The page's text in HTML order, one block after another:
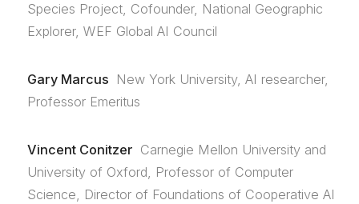
Species Project, Cofounder, National Geographic
Explorer, WEF Global AI Council
Gary Marcus New York University, AI researcher,
Professor Emeritus
Vincent Conitzer Carnegie Mellon University and
University of Oxford, Professor of Computer
Science, Director of Foundations of Cooperative AI